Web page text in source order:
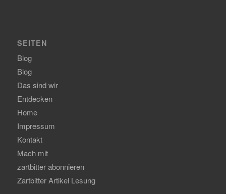
SEITEN
Blog
Blog
Das sind wir
Entdecken
Home
Impressum
Kontakt
Mach mit
zartbitter abonnieren
Zartbitter Artikel Lesung